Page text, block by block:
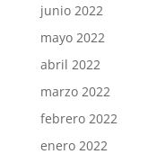
junio 2022
mayo 2022
abril 2022
marzo 2022
febrero 2022
enero 2022